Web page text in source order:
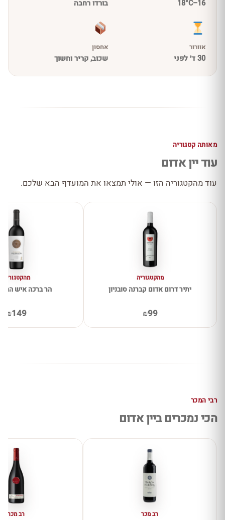
16–18°C בורדו רחבה
אוורור
30 ד׳ לפני
אחסון
שכוב, קריר וחשוך
מאותה קטגוריה
עוד יין אדום
עוד מהקטגוריה הזו — אולי תמצאו את המועדף הבא שלכם.
מהקטגוריה
יתיר דרום אדום קברנה סובניון
₪99
מהקטגוריה
הר ברכה איש
₪149
רבי המכר
הכי נמכרים ביין אדום
רב מכר רב מכר